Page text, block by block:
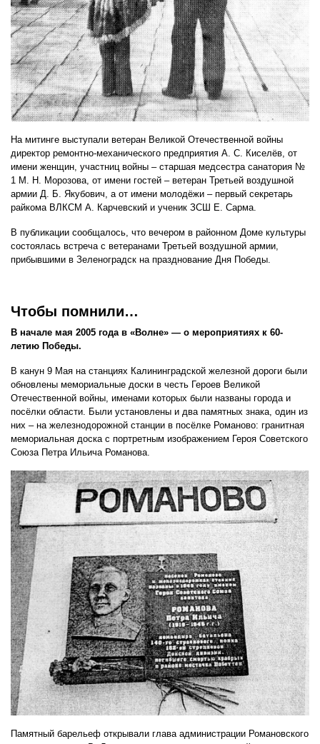
На митинге выступали ветеран Великой Отечественной войны
директор ремонтно-механического предприятия А. С. Киселёв, от
имени женщин, участниц войны – старшая медсестра санатория №
1 М. Н. Морозова, от имени гостей – ветеран Третьей воздушной
армии Д. Б. Якубович, а от имени молодёжи – первый секретарь
райкома ВЛКСМ А. Карчевский и ученик ЗСШ Е. Сарма.
В публикации сообщалось, что вечером в районном Доме культуры
состоялась встреча с ветеранами Третьей воздушной армии,
прибывшими в Зеленоградск на празднование Дня Победы.
Чтобы помнили…
В начале мая 2005 года в «Волне» — о мероприятиях к 60-
летию Победы.
В канун 9 Мая на станциях Калининградской железной дороги были
обновлены мемориальные доски в честь Героев Великой
Отечественной войны, именами которых были названы города и
посёлки области. Были установлены и два памятных знака, один из
них – на железнодорожной станции в посёлке Романово: гранитная
мемориальная доска с портретным изображением Героя Советского
Союза Петра Ильича Романова.
Памятный барельеф открывали глава администрации Романовского